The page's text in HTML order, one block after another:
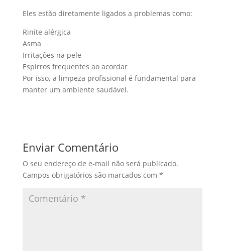
Eles estão diretamente ligados a problemas como:
Rinite alérgica
Asma
Irritações na pele
Espirros frequentes ao acordar
Por isso, a limpeza profissional é fundamental para
manter um ambiente saudável.
Enviar Comentário
O seu endereço de e-mail não será publicado.
Campos obrigatórios são marcados com *